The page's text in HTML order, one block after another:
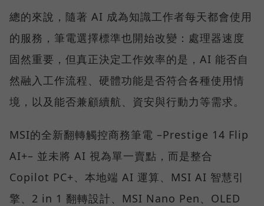
總的來說，隨著 AI 成為知識工作者每天都會使用
的服務，筆電選擇標準也開始改變：處理器速度
固然重要，但真正決定工作效率的是，AI 能否自
然融入工作流程、硬體功能是否符合各種使用情
境，以及能否兼顧續航、資安與行動力等需求。
MSI的全新翻轉觸控商務筆電 –Prestige 14 Flip
AI+– 並未將 AI 視為單一賣點，而是整合
Copilot PC+、本地端 AI 運算、MSI AI 智慧引
擎、2 in 1 翻轉設計、MSI Nano Pen、OLED